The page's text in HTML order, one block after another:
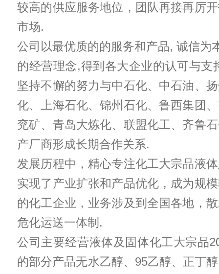
较高的供应服务地位，团队再接再厉
市场.
公司以最优质的的服务和产品, 诚信为
的经营理念,得到各大企业的认可与支
坚持不懈的努力与中石化、中石油、
化、上海石化、锦州石化、鲁西集团
兖矿、青岛大炼化、联盟化工、齐鲁
产厂商形成长期合作关系.
发展历程中，精心专注化工大宗品液
实现了产业扩张和产品优化，成为规
的化工企业，业务涉及到全国各地，
危化运送一体制.
公司主要经营液体及固体化工大宗品
的部分产品无水乙醇、95乙醇、正丁